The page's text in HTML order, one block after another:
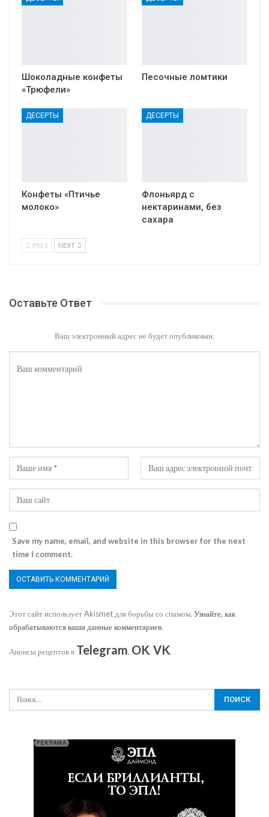
Шоколадные конфеты
«Трюфели»
Песочные ломтики
ДЕСЕРТЫ
Конфеты «Птичье
молоко»
ДЕСЕРТЫ
Флоньярд с
нектаринами, без
сахара
PREV NEXT
Оставьте Ответ
Ваш электронный адрес не будет опубликован.
Save my name, email, and website in this browser for the next
time I comment.
Этот сайт использует Akismet для борьбы со спамом. Узнайте, как
обрабатываются ваши данные комментариев.
Анонсы рецептов в Telegram, OK, VK.